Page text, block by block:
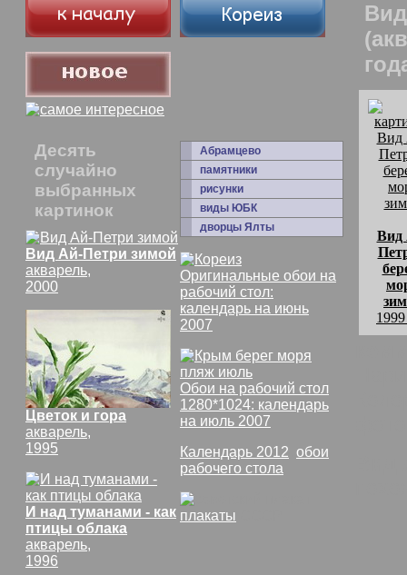
Десять
случайно
выбранных
картинок
Вид Ай-Петри зимой
акварель,
2000
Цветок и гора
акварель,
1995
И над туманами - как
птицы облака
акварель,
1996
Абрамцево
памятники
рисунки
виды ЮБК
дворцы Ялты
Оригинальные обои на
рабочий стол:
календарь на июнь
2007
Обои на рабочий стол
1280*1024: календарь
на июль 2007
Календарь 2012 обои
рабочего стола
плакаты
Вид